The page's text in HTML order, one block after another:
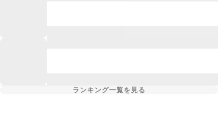
ランキング一覧を見る